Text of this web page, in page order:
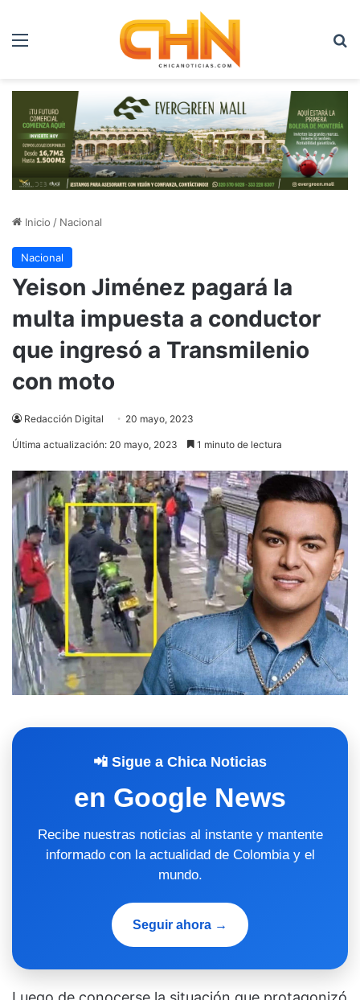
Menú
Inicio / Nacional
Nacional
Yeison Jiménez pagará la
multa impuesta a conductor
que ingresó a Transmilenio
con moto
Redacción Digital 20 mayo, 2023
Última actualización: 20 mayo, 2023 1 minuto de lectura
📲 Sigue a Chica Noticias
en Google News
Recibe nuestras noticias al instante y mantente
informado con la actualidad de Colombia y el
mundo.
Seguir ahora →